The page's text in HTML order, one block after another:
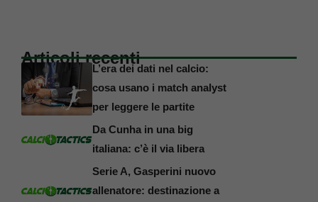
Articoli recenti
L’era dei dati nel calcio:
cosa usano i match analyst
per leggere le partite
Da Cunha in una big
italiana: c’è il via libera
Serie A, Gasperini nuovo
allenatore: destinazione a